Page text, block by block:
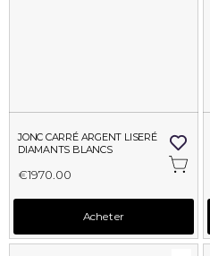
JONC CARRÉ ARGENT LISERÉ
DIAMANTS BLANCS
€1970.00
Acheter